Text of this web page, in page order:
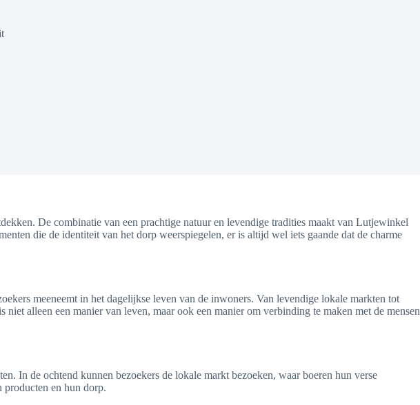
De combinatie van een prachtige natuur en levendige tradities maakt van Lutjewinkel
die de identiteit van het dorp weerspiegelen, er is altijd wel iets gaande dat de charme
meeneemt in het dagelijkse leven van de inwoners. Van levendige lokale markten tot
alleen een manier van leven, maar ook een manier om verbinding te maken met de mensen
In de ochtend kunnen bezoekers de lokale markt bezoeken, waar boeren hun verse
en hun dorp.